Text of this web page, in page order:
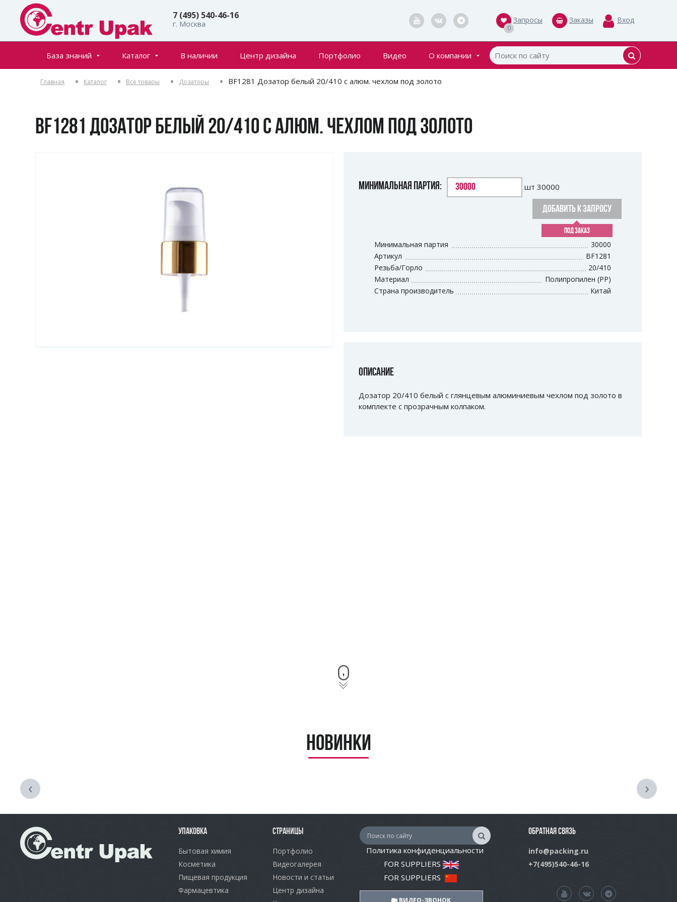
7 (495) 540-46-16
г. Москва 0
Запросы Заказы Вход
База знаний Каталог
Крышки
В наличии Центр дизайна Портфолио Видео О компании
Главная Каталог Все товары Дозаторы BF1281 Дозатор белый 20/410 с алюм. чехлом под золото
BF1281 ДОЗАТОР БЕЛЫЙ 20/410 С АЛЮМ. ЧЕХЛОМ ПОД ЗОЛОТО
МИНИМАЛЬНАЯ ПАРТИЯ: шт 30000
ДОБАВИТЬ К ЗАПРОСУ
ПОД ЗАКАЗ
Минимальная партия
30000
Артикул
BF1281
Резьба/Горло
20/410
Материал
Полипропилен (PP)
Страна производитель
Китай
ОПИСАНИЕ
Дозатор 20/410 белый с глянцевым алюминиевым чехлом под золото в
комплекте с прозрачным колпаком.
Новинки
‹ ›
УПАКОВКА
Бытовая химия
Косметика
Пищевая продукция
Фармацевтика
СТРАНИЦЫ
Портфолио
Видеогалерея
Новости и статьи
Центр дизайна
Политика конфиденциальности
FOR SUPPLIERS
FOR SUPPLIERS
ВИДЕО-ЗВОНОК
ОБРАТНАЯ СВЯЗЬ
info@packing.ru
+7(495)540-46-16